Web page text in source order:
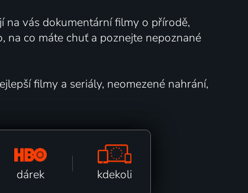
na vás dokumentární filmy o přírodě,
na co máte chuť a poznejte nepoznané
filmy a seriály, neomezené nahrání,
dárek kdekoli